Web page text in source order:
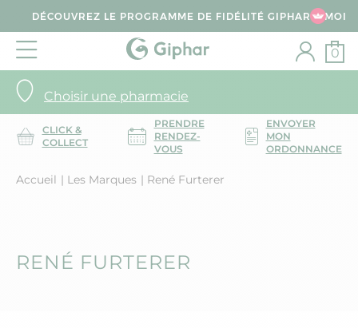
DÉCOUVREZ LE PROGRAMME DE FIDÉLITÉ GIPHAR & MOI
Choisir une pharmacie
0
CLICK &
COLLECT
PRENDRE
RENDEZ-
VOUS
ENVOYER
MON
ORDONNANCE
Accueil Les Marques René Furterer
RENÉ FURTERER